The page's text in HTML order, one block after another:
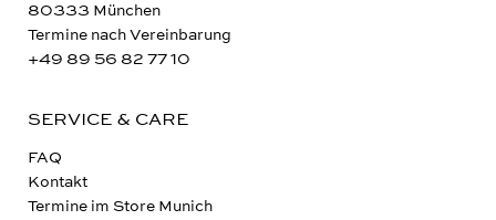
80333 München
Termine nach Vereinbarung
+49 89 56 82 77 10
SERVICE & CARE
FAQ
Kontakt
Termine im Store Munich